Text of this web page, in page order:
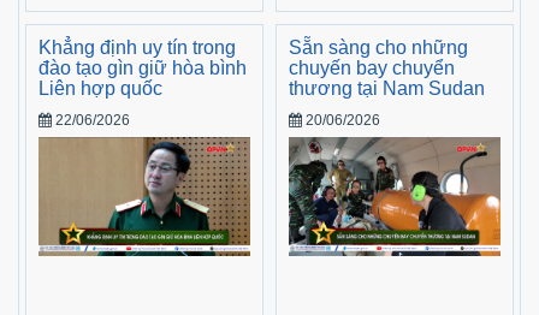
Khẳng định uy tín trong
đào tạo gìn giữ hòa bình
Liên hợp quốc
22/06/2026
Sẵn sàng cho những
chuyến bay chuyển
thương tại Nam Sudan
20/06/2026